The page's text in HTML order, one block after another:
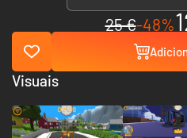
25 €-48%
Visuais